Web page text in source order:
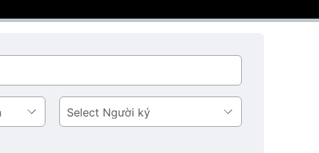
Người
ký